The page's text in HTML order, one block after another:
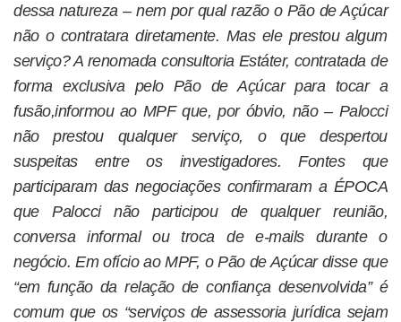
dessa natureza – nem por qual razão o Pão de Açúcar
não o contratara diretamente. Mas ele prestou algum
serviço? A renomada consultoria Estáter, contratada de
forma exclusiva pelo Pão de Açúcar para tocar a
fusão,informou ao MPF que, por óbvio, não – Palocci
não prestou qualquer serviço, o que despertou
suspeitas entre os investigadores. Fontes que
participaram das negociações confirmaram a ÉPOCA
que Palocci não participou de qualquer reunião,
conversa informal ou troca de e-mails durante o
negócio. Em ofício ao MPF, o Pão de Açúcar disse que
“em função da relação de confiança desenvolvida” é
comum que os “serviços de assessoria jurídica sejam